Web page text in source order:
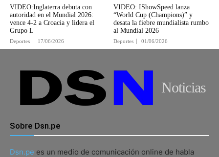
VIDEO:Inglaterra debuta con
autoridad en el Mundial 2026:
vence 4-2 a Croacia y lidera el
Grupo L
Deportes 17/06/2026
VIDEO: IShowSpeed lanza
“World Cup (Champions)” y
desata la fiebre mundialista rumbo
al Mundial 2026
Deportes 01/06/2026
Noticias
Sobre Dsn.pe
Dsn.pe es un medio de comunicación online de habla